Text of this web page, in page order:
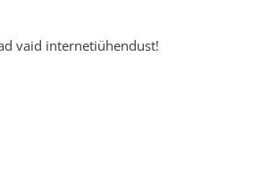
vaid internetiühendust!